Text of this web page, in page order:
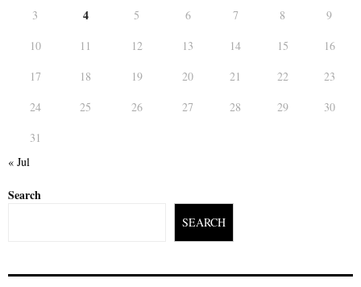
3
4 5 6 7 8
9
10
11 12 13 14 15
16
17
18 19 20 21 22
23
24
25 26 27 28 29
30
31
« Jul
Search
SEARCH